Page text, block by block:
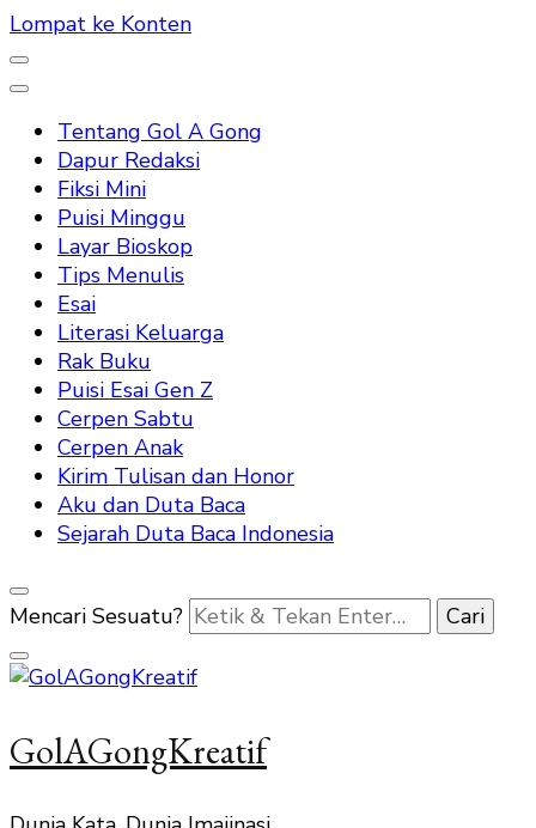
Lompat ke Konten
Tentang Gol A Gong
Dapur Redaksi
Fiksi Mini
Puisi Minggu
Layar Bioskop
Tips Menulis
Esai
Literasi Keluarga
Rak Buku
Puisi Esai Gen Z
Cerpen Sabtu
Cerpen Anak
Kirim Tulisan dan Honor
Aku dan Duta Baca
Sejarah Duta Baca Indonesia
Mencari Sesuatu?
GolAGongKreatif